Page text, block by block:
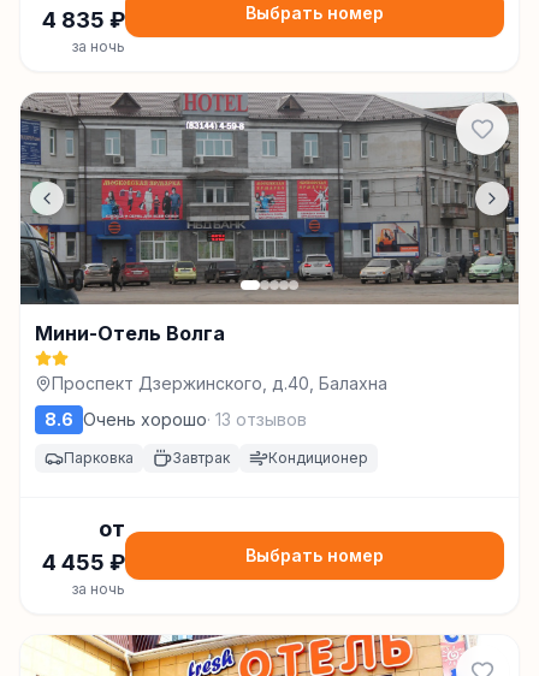
4 835 ₽
за ночь
Выбрать номер
Мини-Отель Волга
Проспект Дзержинского, д.40, Балахна
8.6 Очень хорошо· 13 отзывов
Парковка Завтрак Кондиционер
от
4 455 ₽
за ночь
Выбрать номер